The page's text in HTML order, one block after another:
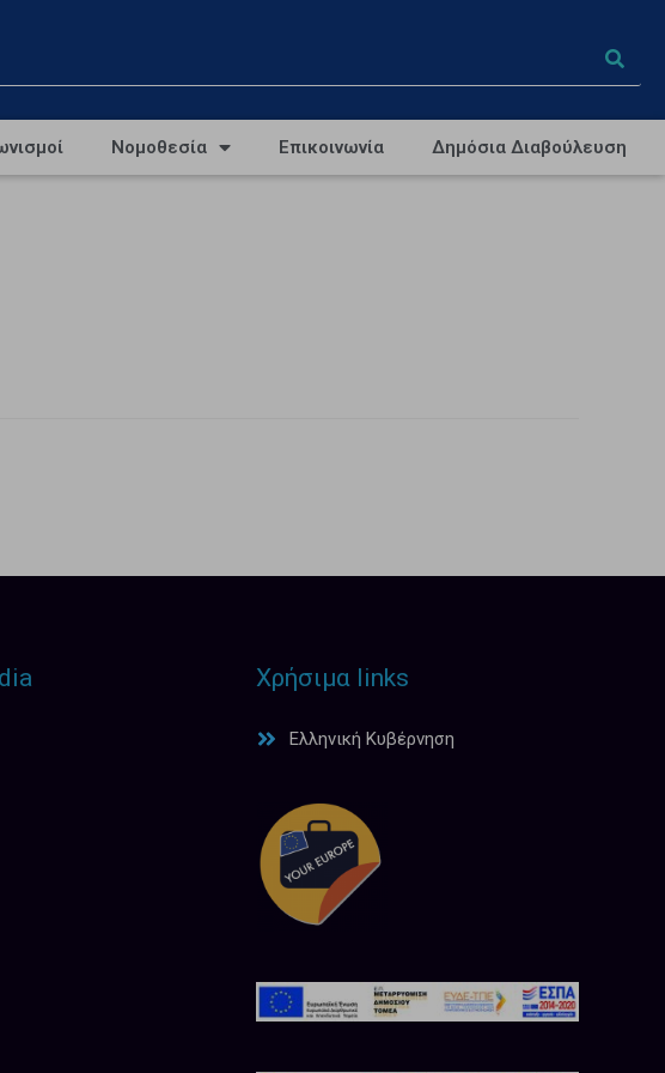
Νομοθεσία Επικοινωνία Δημόσια Διαβούλευση
Χρήσιμα links
Ελληνική Κυβέρνηση